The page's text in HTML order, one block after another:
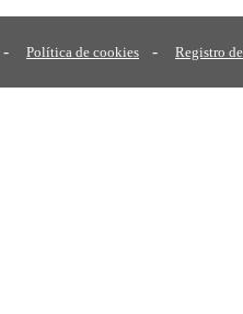
- Política de cookies - Registro